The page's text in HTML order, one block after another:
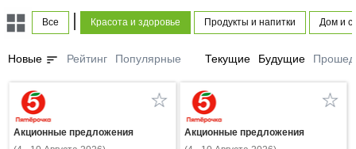
Все Красота и здоровье Продукты и напитки Дом и
Новые sort Рейтинг Популярные Текущие Будущие
Акционные предложения
Акционные предложения